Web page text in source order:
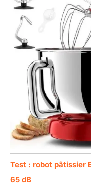
Test : robot pâtissier
65 dB